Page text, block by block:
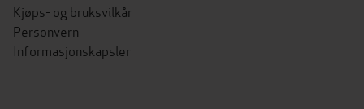
Kjøps- og bruksvilkår
Personvern
Informasjonskapsler